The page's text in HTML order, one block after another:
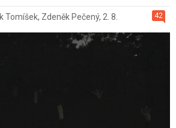
42
Tomíšek, Zdeněk Pečený, 2. 8.